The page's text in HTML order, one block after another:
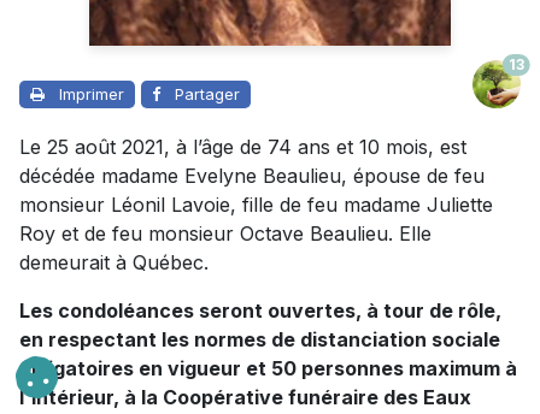
Imprimer Partager
13
Le 25 août 2021, à l’âge de 74 ans et 10 mois, est
décédée madame Evelyne Beaulieu, épouse de feu
monsieur Léonil Lavoie, fille de feu madame Juliette
Roy et de feu monsieur Octave Beaulieu. Elle
demeurait à Québec.
Les condoléances seront ouvertes, à tour de rôle,
en respectant les normes de distanciation sociale
obligatoires en vigueur et 50 personnes maximum à
l'intérieur, à la Coopérative funéraire des Eaux